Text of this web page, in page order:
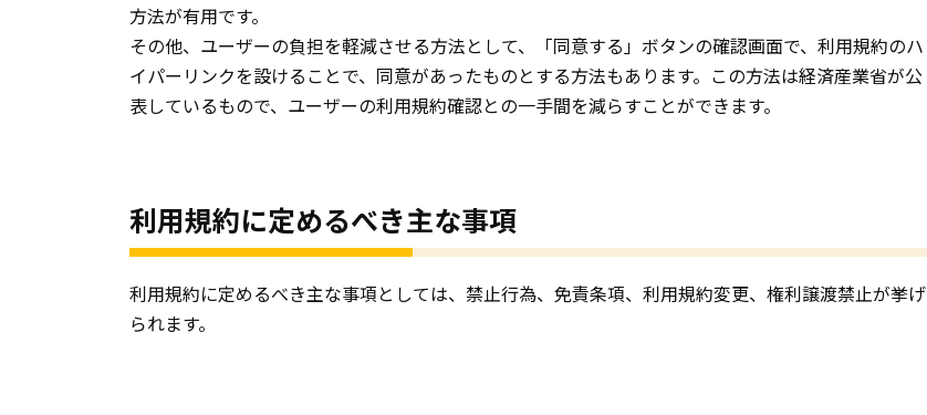
方法が有用です。
その他、ユーザーの負担を軽減させる方法として、「同意する」ボタンの確認画面で、利用規約のハ
イパーリンクを設けることで、同意があったものとする方法もあります。この方法は経済産業省が公
表しているもので、ユーザーの利用規約確認との一手間を減らすことができます。
利用規約に定めるべき主な事項
利用規約に定めるべき主な事項としては、禁止行為、免責条項、利用規約変更、権利譲渡禁止が挙げ
られます。